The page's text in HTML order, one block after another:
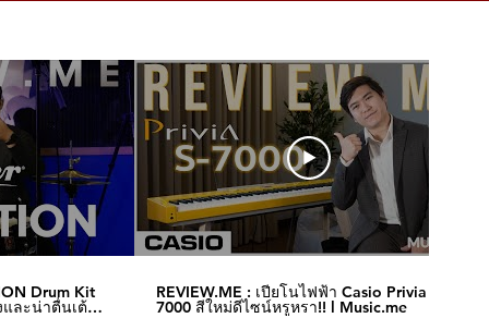
Drum Kit
ละน่าตื่นเต้น‼️
REVIEW.ME : เปียโนไฟฟ้า Casio Privia S-
7000 สีใหม่ดีไซน์หรูหรา!! l Music.me